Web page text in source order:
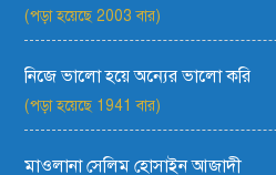
(পড়া হয়েছে 2003 বার)
নিজে ভালো হয়ে অন্যের ভালো করি
(পড়া হয়েছে 1941 বার)
মাওলানা সেলিম হোসাইন আজাদী